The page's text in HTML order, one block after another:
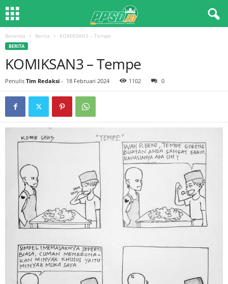
Beranda Berita KOMIKSAN3 – Tempe
BERITA
KOMIKSAN3 – Tempe
Penulis Tim Redaksi - 18 Februari 2024 1102 0